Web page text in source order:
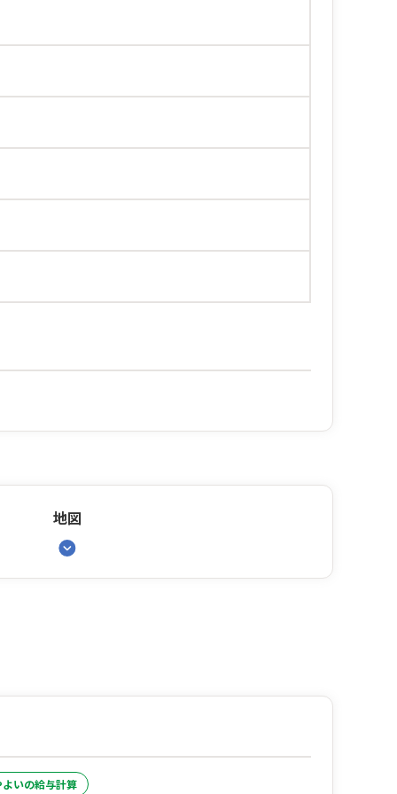
地図
よいの給与計算